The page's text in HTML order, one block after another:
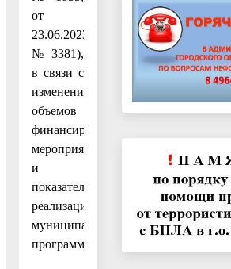
от
23.06.2023
№ 3381),
в связи с
изменением
объемов
финансирования
мероприятий
и
показателей
реализации
муниципальной
программы